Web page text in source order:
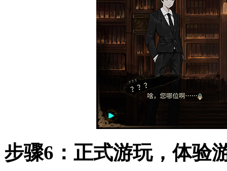
步骤6：正式游玩，体验